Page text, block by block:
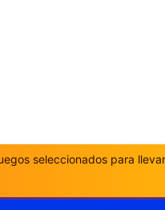
seleccionados para